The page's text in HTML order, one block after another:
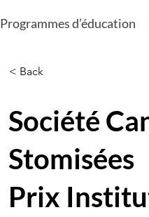
Programmes d’éducation
< Back
Société
Stomisées
Prix